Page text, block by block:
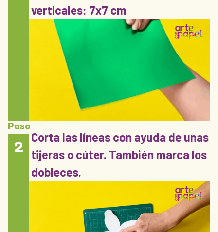
verticales: 7x7 cm
Paso
2
Corta las líneas con ayuda de unas
tijeras o cúter. También marca los
dobleces.